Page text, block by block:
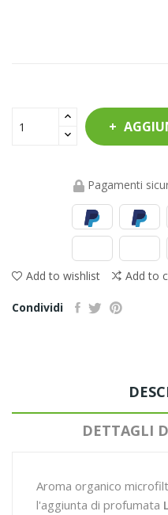
Pagamenti
Add to wishlist Add to
Condividi
DETTAGLI
Aroma organico
l'aggiunta di profumata